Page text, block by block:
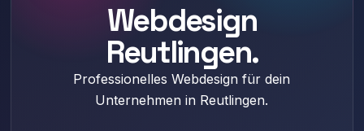
Webdesign
Reutlingen.
Professionelles Webdesign für dein
Unternehmen in Reutlingen.